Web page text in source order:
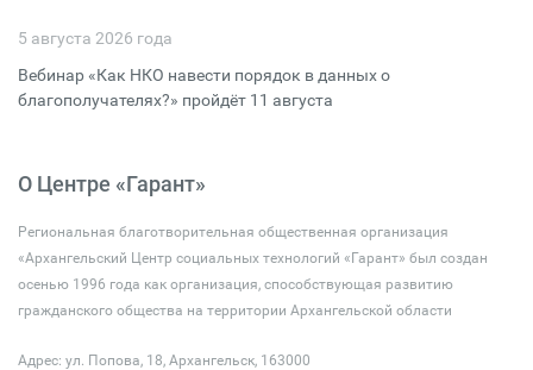
5 августа 2026 года
Вебинар «Как НКО навести порядок в данных о
благополучателях?» пройдёт 11 августа
О Центре «Гарант»
Региональная благотворительная общественная организация
«Архангельский Центр социальных технологий «Гарант» был создан
осенью 1996 года как организация, способствующая развитию
гражданского общества на территории Архангельской области
Адрес: ул. Попова, 18, Архангельск, 163000